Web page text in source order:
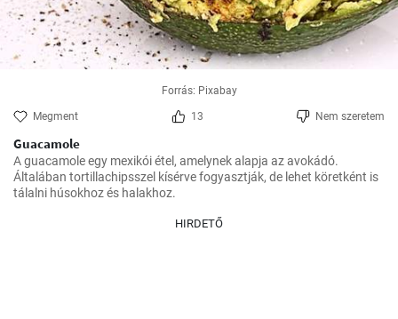
Forrás: Pixabay
Megment 13 Nem szeretem
Guacamole
A guacamole egy mexikói étel, amelynek alapja az avokádó.
Általában tortillachipsszel kísérve fogyasztják, de lehet köretként is
tálalni húsokhoz és halakhoz.
HIRDETŐ